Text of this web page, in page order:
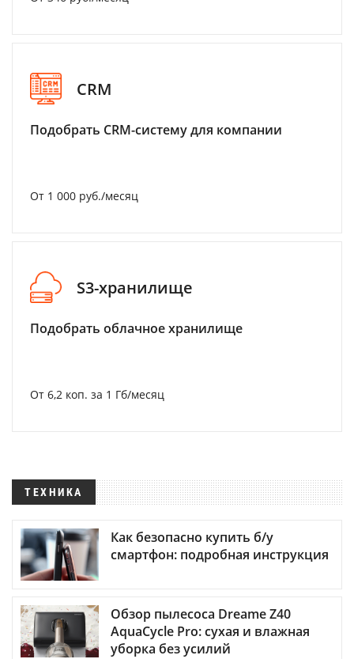
CRM
Подобрать CRM-систему для компании
От 1 000 руб./месяц
S3-хранилище
Подобрать облачное хранилище
От 6,2 коп. за 1 Гб/месяц
ТЕХНИКА
Как безопасно купить б/у
смартфон: подробная инструкция
Обзор пылесоса Dreame Z40
AquaCycle Pro: сухая и влажная
уборка без усилий